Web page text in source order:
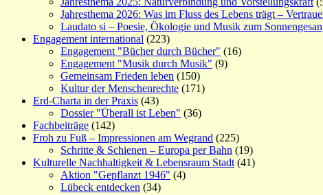
Jahresthema 2026: Was im Fluss des Lebens trägt –
Laudato si – Poesie, Ökologie und Musik zum
Engagement international (223)
Engagement "Bücher durch Bücher" (16)
Engagement "Musik durch Musik" (9)
Gemeinsam Frieden leben (150)
Kultur der Menschenrechte (171)
Erd-Charta in der Praxis (43)
Dossier "Überall ist Leben" (36)
Fachbeiträge (142)
Froh zu Fuß – Impressionen am Wegrand (225)
Schritte & Schienen – Europa per Bahn (19)
Kulturelle Nachhaltigkeit & Lebensraum Stadt (41)
Aktion "Gepflanzt 1946" (4)
Lübeck entdecken (34)